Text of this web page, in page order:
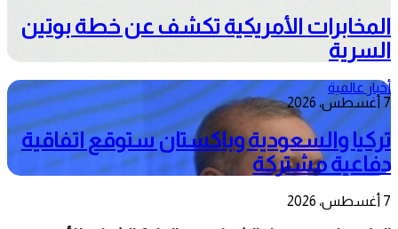
المخابرات الأمريكية تكشف عن خطة بوتين
السرية
أخبار عالمية
7 أغسطس، 2026
تركيا والسعودية وباكستان ستوقع اتفاقية
دفاعية مشتركة
7 أغسطس، 2026